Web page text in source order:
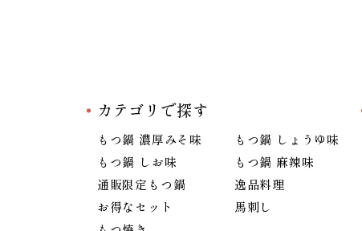
カテゴリで探す
もつ鍋 濃厚みそ味
もつ鍋 しょうゆ味
もつ鍋 しお味
もつ鍋 麻辣味
通販限定もつ鍋
逸品料理
お得なセット
馬刺し